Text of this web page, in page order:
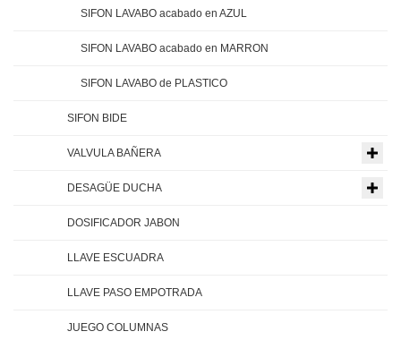
SIFON LAVABO acabado en AZUL
SIFON LAVABO acabado en MARRON
SIFON LAVABO de PLASTICO
SIFON BIDE
VALVULA BAÑERA
DESAGÜE DUCHA
DOSIFICADOR JABON
LLAVE ESCUADRA
LLAVE PASO EMPOTRADA
JUEGO COLUMNAS